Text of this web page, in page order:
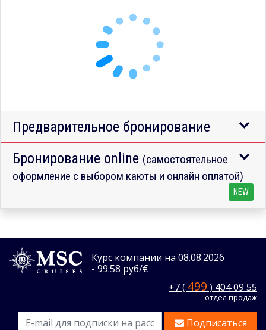
Предварительное бронирование
Бронирование online (самостоятельное
оформление с выбором каюты и онлайн оплатой)
NEW
Курс компании на 08.08.2026
- 99.58 руб/€
+7 ( 499 ) 404 09 55
отдел продаж
Подписаться